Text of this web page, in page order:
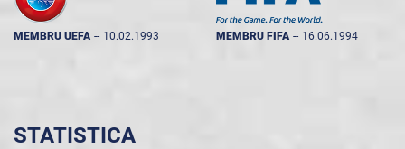
MEMBRU UEFA -- 10.02.1993 MEMBRU FIFA -- 16.06.1994
STATISTICA